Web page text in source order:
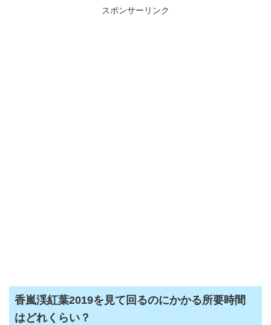
スポンサーリンク
香嵐渓紅葉2019を見て回るのにかかる所要時間
はどれくらい？